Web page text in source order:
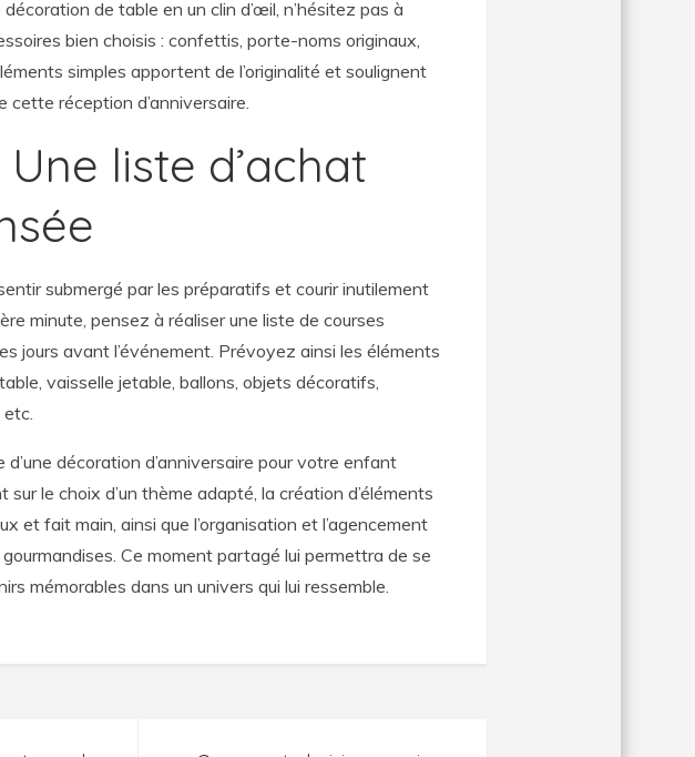
de table en un clin d’œil, n’hésitez pas à
bien choisis : confettis, porte-noms originaux,
simples apportent de l’originalité et soulignent
cette réception d’anniversaire.
liste d’achat
submergé par les préparatifs et courir inutilement
minute, pensez à réaliser une liste de courses
jours avant l’événement. Prévoyez ainsi les éléments
vaisselle jetable, ballons, objets décoratifs,
etc.
d’une décoration d’anniversaire pour votre enfant
sur le choix d’un thème adapté, la création d’éléments
et fait main, ainsi que l’organisation et l’agencement
Ce moment partagé lui permettra de se
mémorables dans un univers qui lui ressemble.